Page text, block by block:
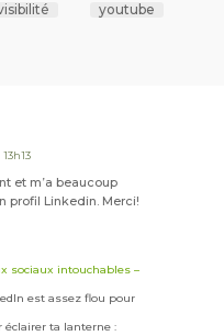
youtube
et m’a beaucoup
profil Linkedin. Merci!
sociaux intouchables –
est assez flou pour
éclairer ta lanterne :